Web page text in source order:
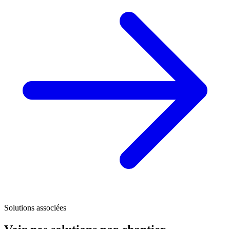
Solutions associées